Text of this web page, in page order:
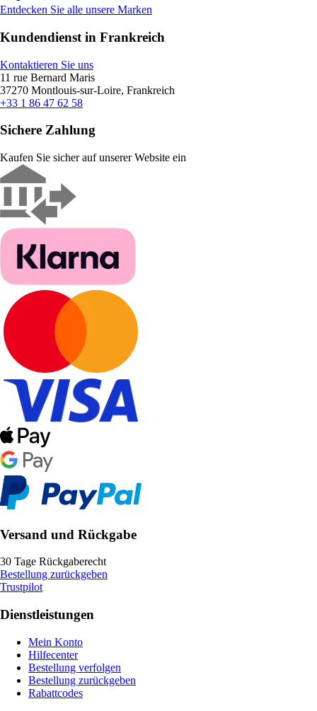
Entdecken Sie alle unsere Marken
Kundendienst in Frankreich
Kontaktieren Sie uns
11 rue Bernard Maris
37270 Montlouis-sur-Loire, Frankreich
+33 1 86 47 62 58
Sichere Zahlung
Kaufen Sie sicher auf unserer Website ein
Versand und Rückgabe
30 Tage Rückgaberecht
Bestellung zurückgeben
Trustpilot
Dienstleistungen
Mein Konto
Hilfecenter
Bestellung verfolgen
Bestellung zurückgeben
Rabattcodes